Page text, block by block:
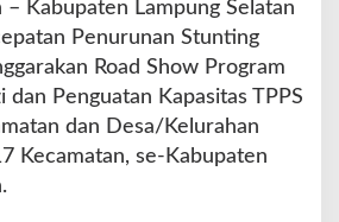
– Kabupaten Lampung Selatan
Penurunan Stunting
Road Show Program
dan Penguatan Kapasitas TPPS
dan Desa/Kelurahan
Kecamatan, se-Kabupaten